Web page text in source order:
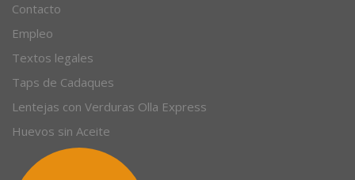
Sobre nosotros
Contacto
Empleo
Textos legales
Taps de Cadaques
Lentejas con Verduras Olla Express
Huevos sin Aceite